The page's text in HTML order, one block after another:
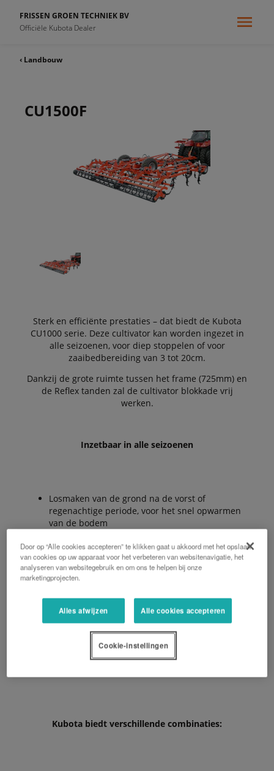
FRISSEN GROEN TECHNIEK BV
Officiële Kubota Dealer
‹ Landbouw
CU1500F
Sterk en efficiënte prestaties – dat biedt de Kubota
CU1000 serie. Deze cultivator kan worden ingezet in
alle seizoenen, voor diep stoppelen of voor
zaaibedbereiding van 3 tot 20cm.
Dankzij de grote ruimte tussen het frame (725mm) en
de Reflex tanden zal de cultivator blokkade vrij
werken.
Inzetbaar in alle seizoenen
Losmaken van de grond na de vorst of
regenachtige periode, voor het snel opwarmen
van de bodem
Inwerken van drijfmest of vaste mest
Zaaibed bereiding in het voorjaar
Stoppelbewerking direct na de oogst
Tweede of derde bewerking voor het bestrijden
van onkruid
Zaaibed bereiding voor het najaar voor het
Kubota biedt verschillende combinaties:
Door op “Alle cookies accepteren” te klikken gaat u akkoord met het opslaan
van cookies op uw apparaat voor het verbeteren van websitenavigatie, het
analyseren van websitegebruik en om ons te helpen bij onze
marketingprojecten.
Alles afwijzen Alle cookies accepteren
Cookie-instellingen